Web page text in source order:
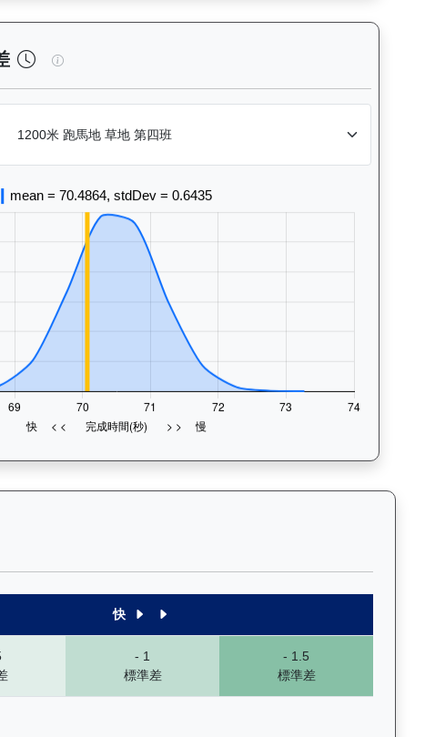
走位變化趨勢，分析馬匹的跑法風格和衝線能
飛輪霸（K320）— 完成時間標準差分析：
地的詳細分段時間（末1段至末4段），以顏
快
- 1
標準差
- 1.5
標準差